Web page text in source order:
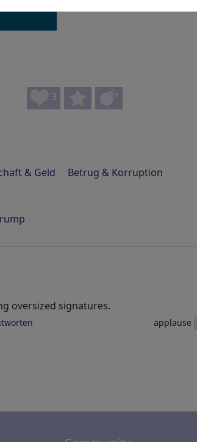
3
& Geld
Betrug & Korruption
oversized signatures.
applause